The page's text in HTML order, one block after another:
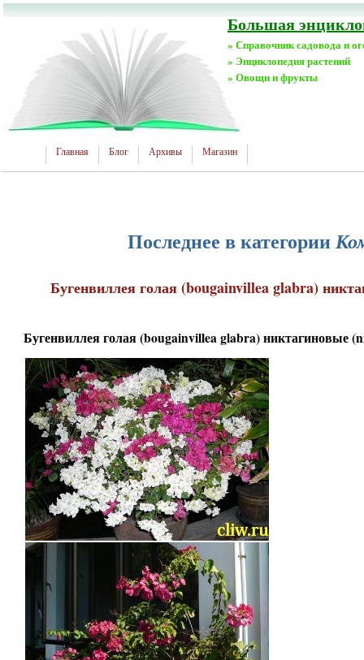
Большая
» Справочник садовода и
» Энциклопедия растений
» Овощи и фрукты
Главная Блог Архивы Магазин
Последнее в категории
Бугенвиллея голая (bougainvillea glabra)
Бугенвиллея голая (bougainvillea glabra) никтагиновые